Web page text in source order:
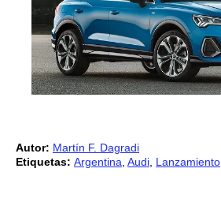
Autor: Martín F. Dagradi
Etiquetas: Argentina Audi Lanzamiento